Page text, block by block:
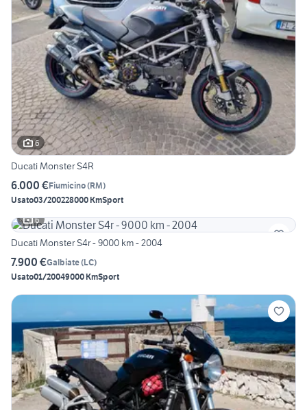
6
Ducati Monster S4R
6.000 €Fiumicino(RM)
Usato03/200228000 KmSport
6
Ducati Monster S4r - 9000 km - 2004
7.900 €Galbiate(LC)
Usato01/20049000 KmSport